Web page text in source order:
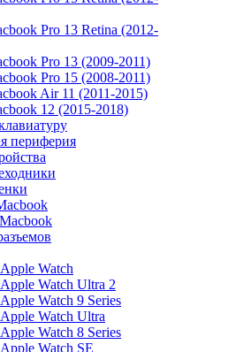
Pro 13 Retina (2012-
Pro 13 (2009-2011)
Pro 15 (2008-2011)
Air 11 (2011-2015)
12 (2015-2018)
периферия
Watch
Watch Ultra 2
Watch 9 Series
Watch Ultra
Watch 8 Series
Watch SE